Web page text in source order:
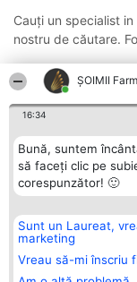
ŞOIMII
16:34
Bună, suntem
să faceți clic pe
corespunzător! 🙂
Sunt un Laureat,
marketing
Vreau să-mi înscriu
Cauți un specialist
nostru de căutare.
Organizator Ranking
BRIGHT SOLUTIONS BR SRL
Aleea Timisul De Sus 2 Bl.
Sc. A Et. 4 Ap. 13 Cod